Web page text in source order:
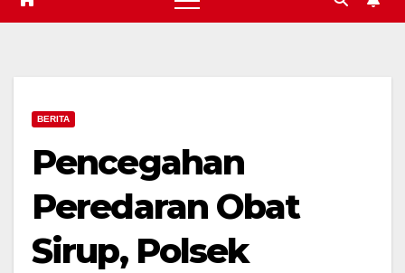
BERITA
Pencegahan
Peredaran Obat
Sirup, Polsek